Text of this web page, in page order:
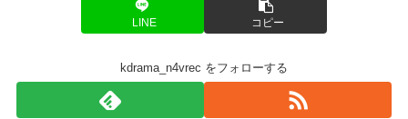
LINE コピー
kdrama_n4vrec をフォローする